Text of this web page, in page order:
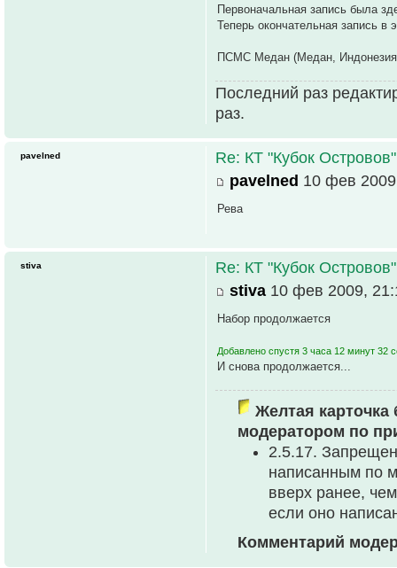
Первоначальная запись была
Теперь окончательная запись в
ПСМС Медан (Медан,
Последний раз
раз.
Re: КТ "Кубок
pavelned 10 фев
Рева
pavelned
Re: КТ "Кубок
stiva 10 фев 2009,
Набор продолжается
Добавлено спустя 3 часа 12 минут 32
И снова продолжается...
Желтая карточка
модератором по
2.5.17.
написанным по
вверх ранее,
если оно
Комментарий
stiva